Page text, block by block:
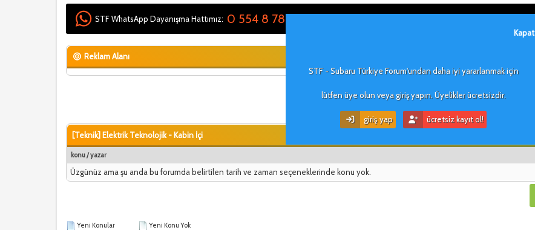
Kapat
STF - Subaru Türkiye Forum'undan daha iyi yararlanmak için
lütfen üye olun veya giriş yapın. Üyelikler ücretsizdir.
giriş yap ücretsiz kayıt ol!
STF WhatsApp Dayanışma Hattımız: 0 554 8 782278
Reklam Alanı
[Teknik] Elektrik Teknolojik - Kabin İçi
konu/yazar
Üzgünüz ama şu anda bu forumda belirtilen tarih ve zaman seçeneklerinde konu yok.
Yeni Konular
Yeni Konu Yok